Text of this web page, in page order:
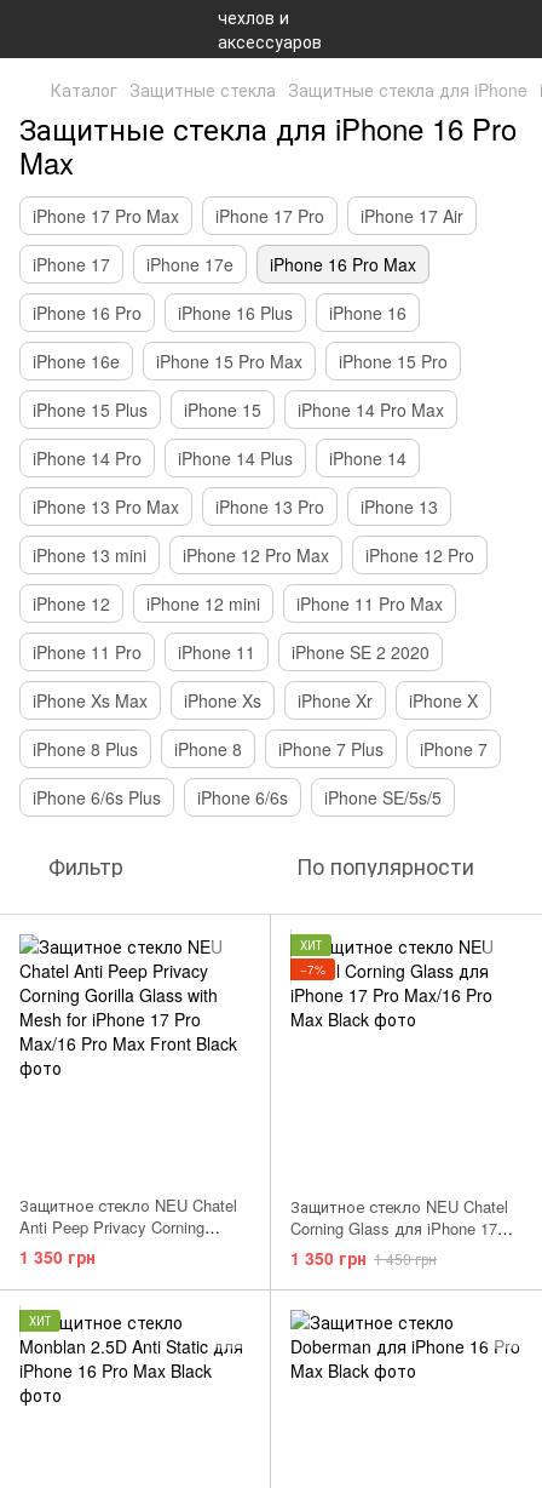
Каталог Защитные стекла Защитные стекла для iPhone
Защитные стекла для iPhone 16 Pro
Max
iPhone 17 Pro Max iPhone 17 Pro
iPhone 17 Air
iPhone 17
iPhone 17e
iPhone 16 Pro Max
iPhone 16 Pro
iPhone 16 Plus
iPhone 16
iPhone 16e
iPhone 15 Pro Max
iPhone 15 Pro
iPhone 15 Plus
iPhone 15
iPhone 14 Pro Max
iPhone 14 Pro
iPhone 14 Plus
iPhone 14
iPhone 13 Pro Max
iPhone 13 Pro
iPhone 13
iPhone 13 mini
iPhone 12 Pro Max
iPhone 12 Pro
iPhone 12
iPhone 12 mini
iPhone 11 Pro Max
iPhone 11 Pro
iPhone 11
iPhone SE 2 2020
iPhone Xs Max
iPhone Xs iPhone Xr
iPhone X
iPhone 8 Plus
iPhone 8 iPhone 7 Plus
iPhone 7
iPhone 6/6s Plus
iPhone 6/6s iPhone SE/5s/5
Фильтр По популярности
Защитное стекло NEU Chatel
Anti Peep Privacy Corning
Gorilla Glass with Mesh for
iPhone 17 Pro Max/16 Pro Max
Front Black
1 350 грн
ХИТ
−7%
Защитное стекло NEU Chatel
Corning Glass для iPhone 17
Pro Max/16 Pro Max Black
1 350 грн 1 450 грн
ХИТ